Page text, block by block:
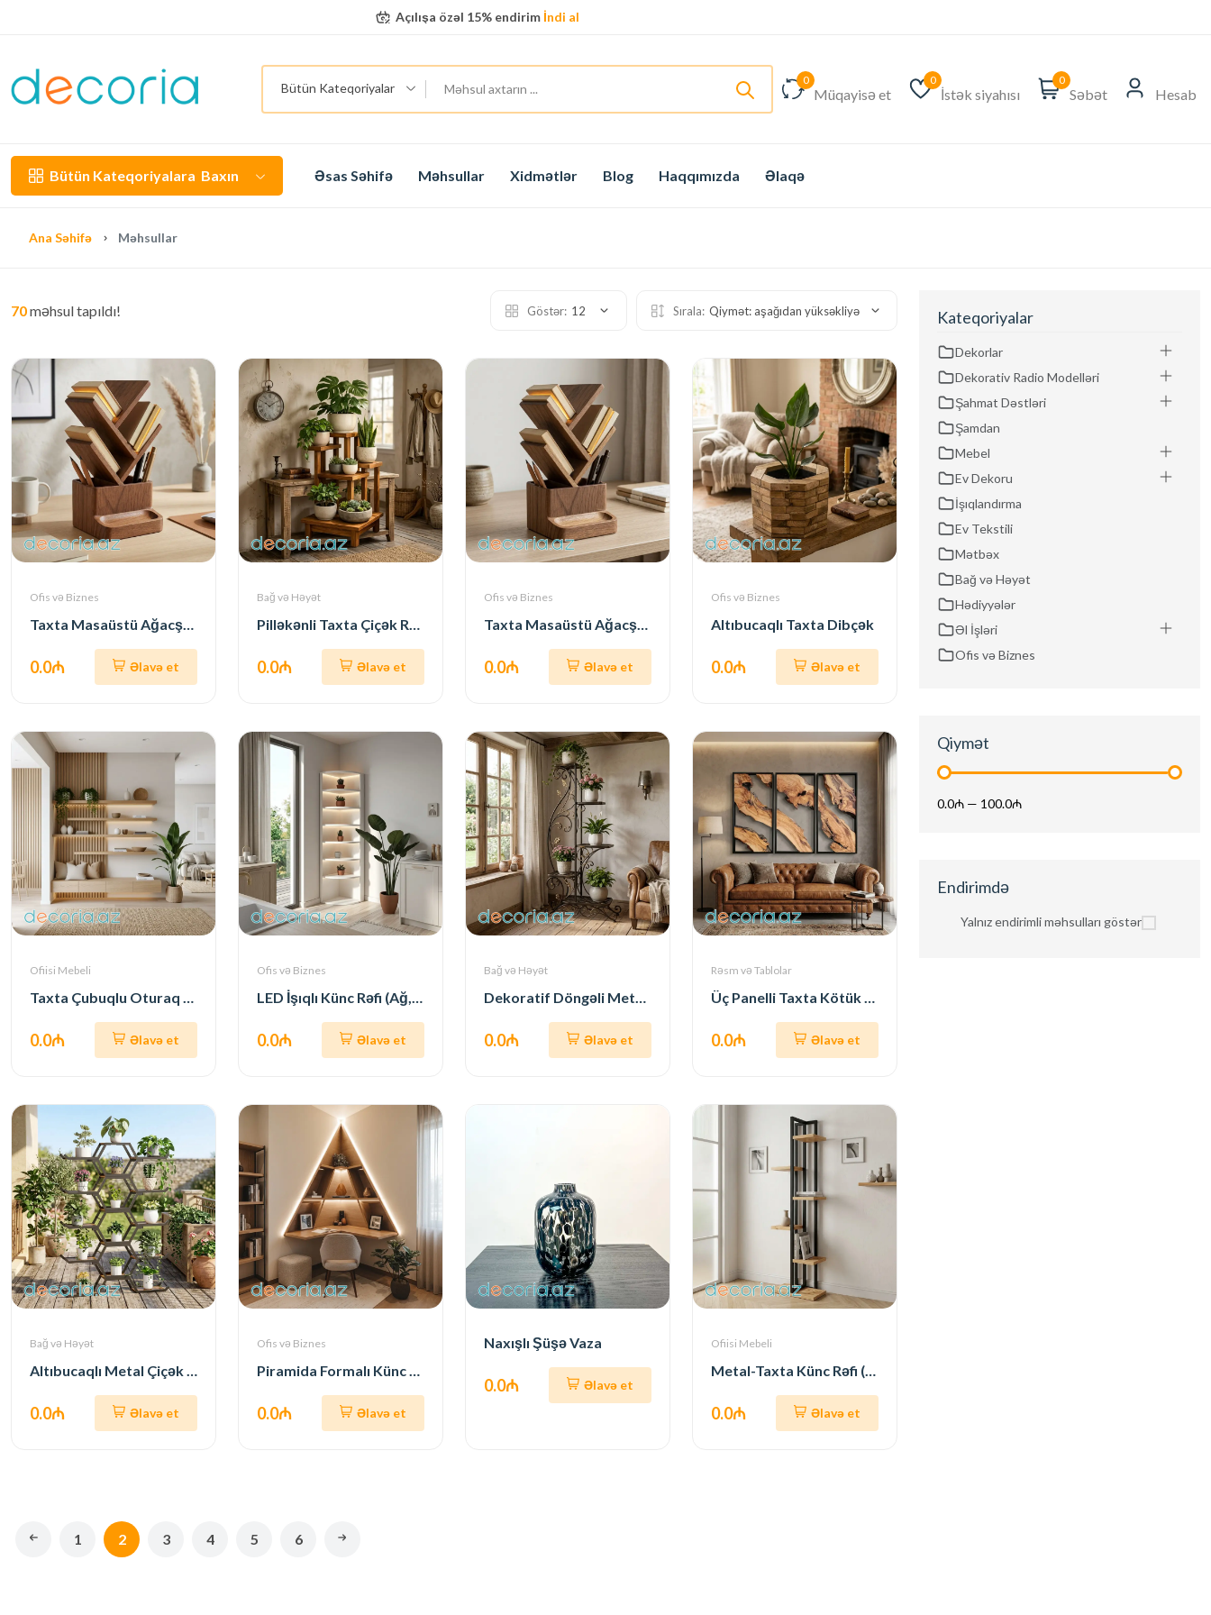
Açılışa özəl 15% endirim İndi al
Bütün Kateqoriyalar
0
Müqayisə et
0
İstək siyahısı
0
Səbət Hesab
Bütün Kateqoriyalara Baxın Əsas Səhifə Məhsullar Xidmətlər Blog Haqqımızda Əlaqə
Ana Səhifə Məhsullar
70məhsul tapıldı! Göstər: 12 Sırala: Qiymət: aşağıdan yüksəkliyə
Ofis və Biznes
Taxta Masaüstü Ağacşəkilli Kitab + Qələm Rəfi
0.0₼ Əlavə et
Bağ və Həyət
Pilləkənli Taxta Çiçək Rəfi (Kənd Üslubu)
0.0₼ Əlavə et
Ofis və Biznes
Taxta Masaüstü Ağacşəkilli Kitab + Qələm Rəfi (LED İşıqlı)
0.0₼ Əlavə et
Ofis və Biznes
Altıbucaqlı Taxta Dibçək
0.0₼ Əlavə et
Ofiisi Mebeli
Taxta Çubuqlu Oturaq + Rəf Sistemi (Divar Birləşik)
0.0₼ Əlavə et
Ofis və Biznes
LED İşıqlı Künc Rəfi (Ağ, Arkvari)
0.0₼ Əlavə et
Bağ və Həyət
Dekoratif Döngəli Metal Çiçək Rəfi (Kənd Üslubu)
0.0₼ Əlavə et
Rəsm və Tablolar
Üç Panelli Taxta Kötük Divar Dekor Tablosu
0.0₼ Əlavə et
Bağ və Həyət
Altıbucaqlı Metal Çiçək Rəfi (Balkon/Bağça)
0.0₼ Əlavə et
Ofis və Biznes
Piramida Formalı Künc Yazı Masası + Rəf (LED İşıqlı)
0.0₼ Əlavə et
Naxışlı Şüşə Vaza
0.0₼ Əlavə et
Ofiisi Mebeli
Metal-Taxta Künc Rəfi (Nazik, Şaquli)
0.0₼ Əlavə et
1 2 3 4 5 6
Kateqoriyalar
Dekorlar
Dekorativ Radio Modelləri
Şahmat Dəstləri
Şamdan
Mebel
Ev Dekoru
İşıqlandırma
Ev Tekstili
Mətbəx
Bağ və Həyət
Hədiyyələr
Əl İşləri
Ofis və Biznes
Qiymət
0.0₼ — 100.0₼
Endirimdə
Yalnız endirimli məhsulları göstər